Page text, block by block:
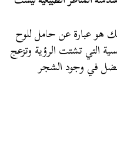
هو عبارة عن حامل للوح
التي تشتت الرؤية وتزعج
في وجود الشجر